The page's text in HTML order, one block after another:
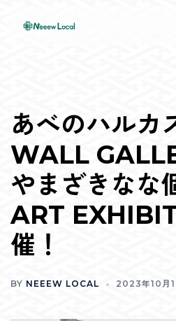
あべのハルカ
WALL
やまざきなな
ART
催！
BY NEEEW LOCAL 2023年10月